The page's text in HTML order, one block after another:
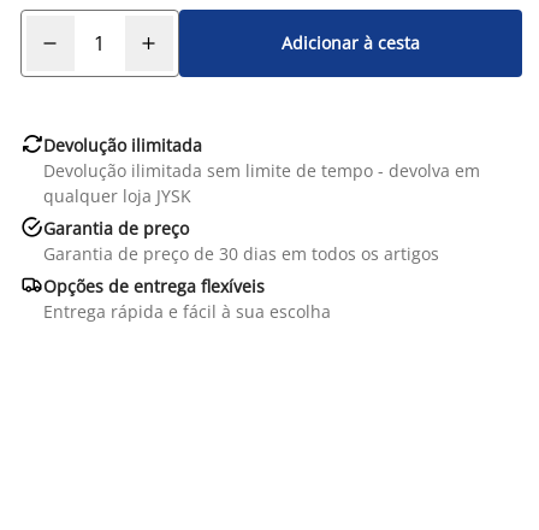
Adicionar à cesta
Devolução ilimitada
Devolução ilimitada sem limite de tempo - devolva em
qualquer loja JYSK
Garantia de preço
Garantia de preço de 30 dias em todos os artigos
Opções de entrega flexíveis
Entrega rápida e fácil à sua escolha